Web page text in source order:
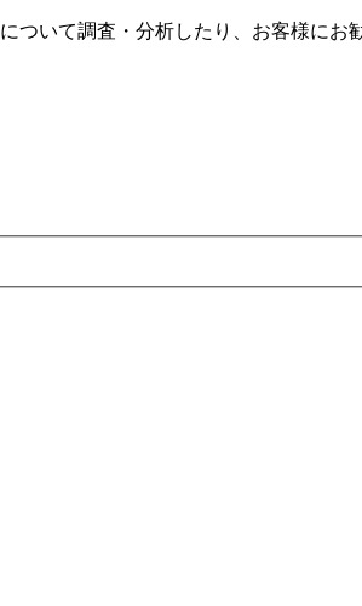
ついて調査・分析したり、お客様にお